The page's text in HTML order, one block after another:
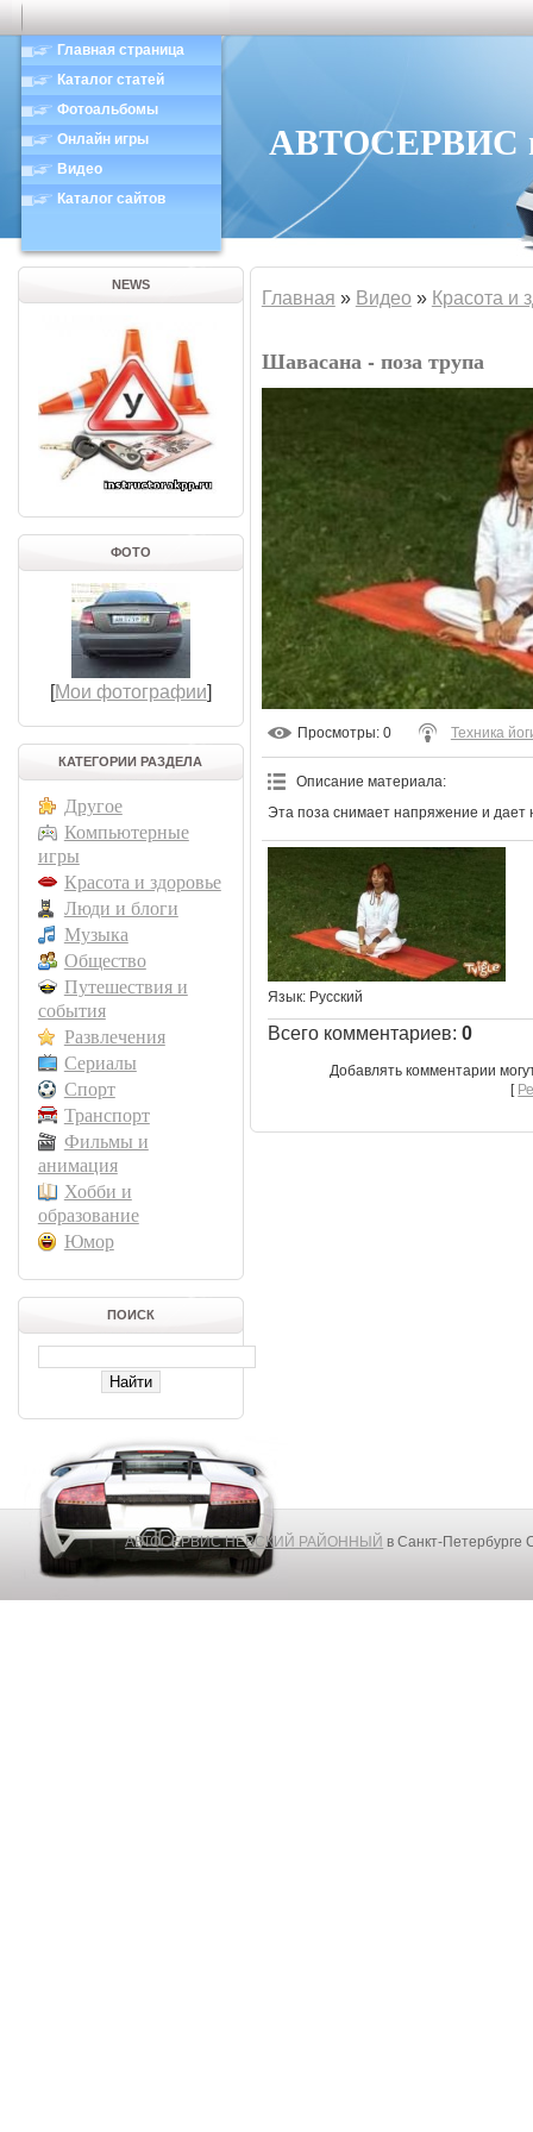
Главная страница
Каталог статей
Фотоальбомы
Онлайн игры
Видео
Каталог сайтов
АВТОСЕРВИС в
NEWS
ФОТО
[Мои фотографии]
КАТЕГОРИИ РАЗДЕЛА
Другое
Компьютерные
игры
Красота и здоровье
Люди и блоги
Музыка
Общество
Путешествия и
события
Развлечения
Сериалы
Спорт
Транспорт
Фильмы и
анимация
Хобби и
образование
Юмор
ПОИСК
Главная » Видео » Красота и
Шавасана - поза трупа
Просмотры: 0 Техника
Описание материала:
Эта поза снимает напряжение и дает
Язык: Русский
Всего комментариев: 0
Добавлять комментарии
[
АВТОСЕРВИС НЕВСКИЙ РАЙОННЫЙ в Санкт-Петербурге